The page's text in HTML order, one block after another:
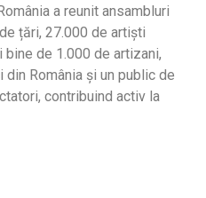
a reunit ansambluri
țări, 27.000 de artiști
de 1.000 de artizani,
România și un public de
contribuind activ la